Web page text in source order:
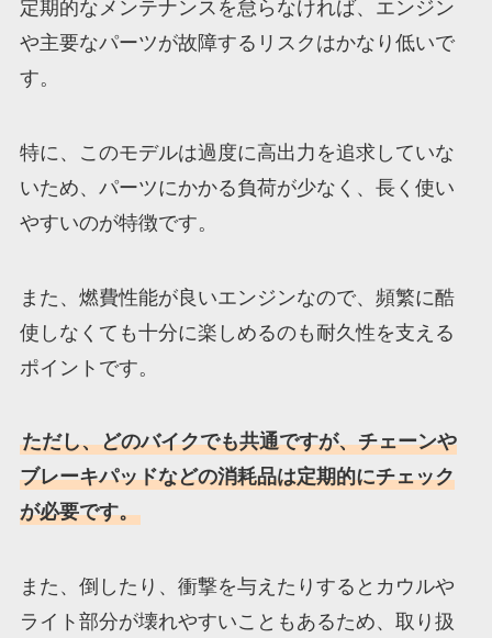
定期的なメンテナンスを怠らなければ、エンジン
や主要なパーツが故障するリスクはかなり低いで
す。
特に、このモデルは過度に高出力を追求していな
いため、パーツにかかる負荷が少なく、長く使い
やすいのが特徴です。
また、燃費性能が良いエンジンなので、頻繁に酷
使しなくても十分に楽しめるのも耐久性を支える
ポイントです。
ただし、どのバイクでも共通ですが、チェーンや
ブレーキパッドなどの消耗品は定期的にチェック
が必要です。
また、倒したり、衝撃を与えたりするとカウルや
ライト部分が壊れやすいこともあるため、取り扱